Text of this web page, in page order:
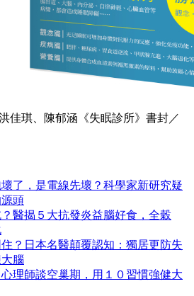
佳琪、陳郁涵《失眠診所》書封／
了，是電線先壞？科學家新研究疑
頭
醫揭５大抗發炎益腦好食，全穀
？日本名醫顛覆認知：獨居更防失
腦
理師談空巢期，用１０習慣強健大